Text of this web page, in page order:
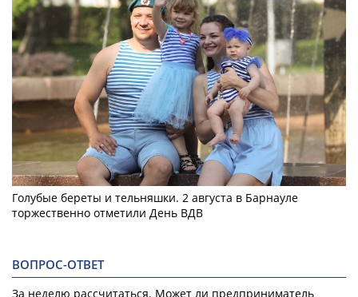
Голубые береты и тельняшки. 2 августа в Барнауле
торжественно отметили День ВДВ
ВОПРОС-ОТВЕТ
За неделю рассчитаться. Может ли предприниматель